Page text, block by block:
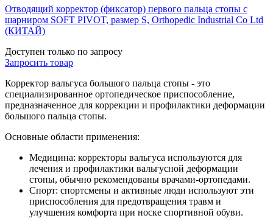
Отводящий корректор (фиксатор) первого пальца стопы с
шарниром SOFT PIVOT, размер S, Orthopedic Industrial Co Ltd
(КИТАЙ)
Доступен только по запросу
Запросить товар
Корректор вальгуса большого пальца стопы - это
специализированное ортопедическое приспособление,
предназначенное для коррекции и профилактики деформации
большого пальца стопы.
Основные области применения:
Медицина: корректоры вальгуса используются для
лечения и профилактики вальгусной деформации
стопы, обычно рекомендованы врачами-ортопедами.
Спорт: спортсмены и активные люди используют эти
приспособления для предотвращения травм и
улучшения комфорта при носке спортивной обуви.